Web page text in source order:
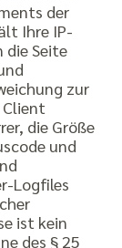
der
Ihre IP-
die Seite
zur
Client
die Größe
und
Logfiles
ist kein
des § 25